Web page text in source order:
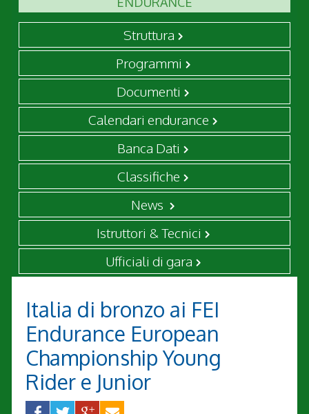
Struttura
Programmi
Documenti
Calendari endurance
Banca Dati
Classifiche
News
Istruttori & Tecnici
Ufficiali di gara
Italia di bronzo ai FEI
Endurance European
Championship Young
Rider e Junior